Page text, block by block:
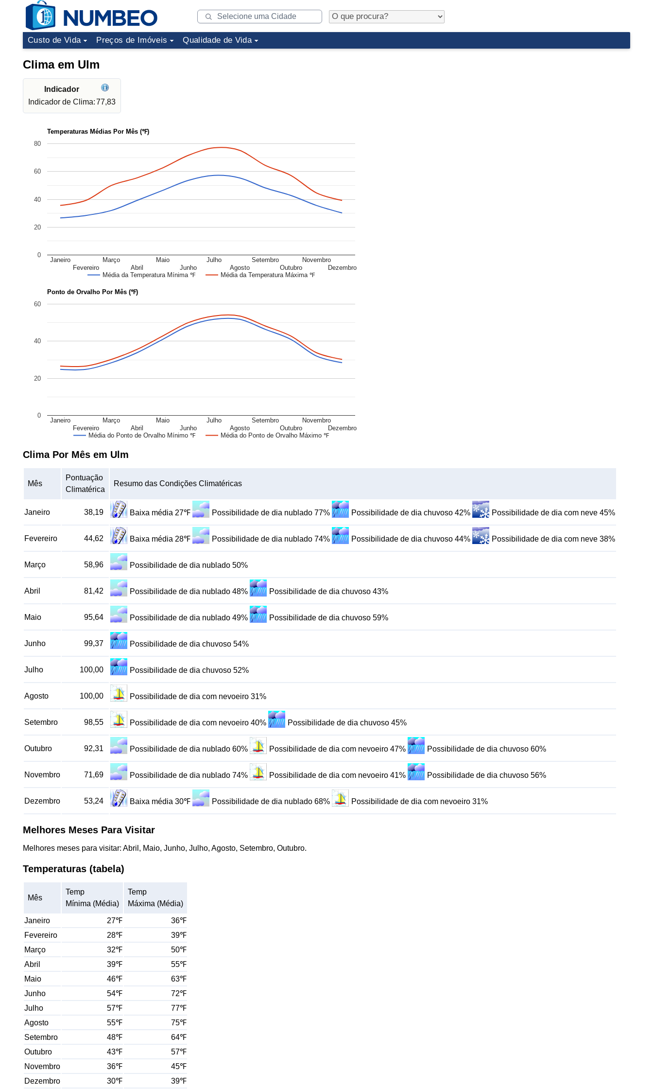
Custo de Vida Preços de Imóveis Qualidade de Vida
Clima em Ulm
Indicador
Indicador de Clima:77,83
Temperaturas Médias Por Mês (℉)
Média da Temperatura Mínima ℉ Média da Temperatura Máxima ℉
Janeiro
Fevereiro
Março
Abril
Maio
Junho
Julho
Agosto
Setembro
Outubro
Novembro
Dezembro
0
20
40
60
80
Ponto de Orvalho Por Mês (℉)
Média do Ponto de Orvalho Mínimo ℉ Média do Ponto de Orvalho Máximo ℉
Janeiro
Fevereiro
Março
Abril
Maio
Junho
Julho
Agosto
Setembro
Outubro
Novembro
Dezembro
0
20
40
60
Clima Por Mês em Ulm
Mês
Pontuação
Climatérica
Resumo das Condições Climatéricas
Janeiro 38,19 Baixa média 27℉ Possibilidade de dia nublado 77% Possibilidade de dia chuvoso 42% Possibilidade de dia com neve 45%
Fevereiro 44,62 Baixa média 28℉ Possibilidade de dia nublado 74% Possibilidade de dia chuvoso 44% Possibilidade de dia com neve 38%
Março 58,96 Possibilidade de dia nublado 50%
Abril 81,42 Possibilidade de dia nublado 48% Possibilidade de dia chuvoso 43%
Maio 95,64 Possibilidade de dia nublado 49% Possibilidade de dia chuvoso 59%
Junho 99,37 Possibilidade de dia chuvoso 54%
Julho 100,00 Possibilidade de dia chuvoso 52%
Agosto 100,00 Possibilidade de dia com nevoeiro 31%
Setembro 98,55 Possibilidade de dia com nevoeiro 40% Possibilidade de dia chuvoso 45%
Outubro 92,31 Possibilidade de dia nublado 60% Possibilidade de dia com nevoeiro 47% Possibilidade de dia chuvoso 60%
Novembro 71,69 Possibilidade de dia nublado 74% Possibilidade de dia com nevoeiro 41% Possibilidade de dia chuvoso 56%
Dezembro 53,24 Baixa média 30℉ Possibilidade de dia nublado 68% Possibilidade de dia com nevoeiro 31%
Melhores Meses Para Visitar
Melhores meses para visitar: Abril, Maio, Junho, Julho, Agosto, Setembro, Outubro.
Temperaturas (tabela)
Mês
Temp
Mínima (Média)
Temp
Máxima (Média)
Janeiro 27℉
36℉
Fevereiro
28℉
39℉
Março
32℉
50℉
Abril
39℉
55℉
Maio
46℉
63℉
Junho
54℉
72℉
Julho
57℉
77℉
Agosto
55℉
75℉
Setembro
48℉
64℉
Outubro
43℉
57℉
Novembro
36℉
45℉
Dezembro
30℉ 39℉